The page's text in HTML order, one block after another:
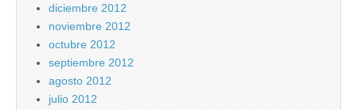
diciembre 2012
noviembre 2012
octubre 2012
septiembre 2012
agosto 2012
julio 2012